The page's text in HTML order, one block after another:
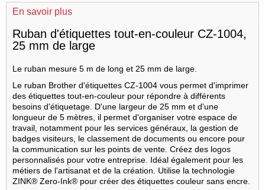
En savoir plus
Ruban d'étiquettes tout-en-couleur CZ-1004,
25 mm de large
Le ruban mesure 5 m de long et 25 mm de large.
Le ruban Brother d'étiquettes CZ-1004 vous permet d'imprimer
des étiquettes tout-en-couleur pour répondre à différents
besoins d'étiquetage. D'une largeur de 25 mm et d'une
longueur de 5 mètres, il permet d'organiser votre espace de
travail, notamment pour les services généraux, la gestion de
badges visiteurs, le classement de documents ou encore pour
la communication sur les points de vente. Créez des logos
personnalisés pour votre entreprise. Idéal également pour les
métiers de l'artisanat et de la création. Utilise la technologie
ZINK® Zero-Ink® pour créer des étiquettes couleur sans encre.